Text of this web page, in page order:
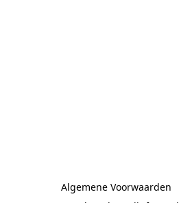
Algemene Voorwaarden